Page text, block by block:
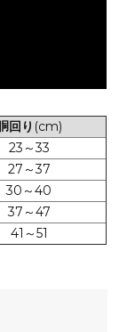
回り (cm)
23～33
27～37
30～40
37～47
41～51